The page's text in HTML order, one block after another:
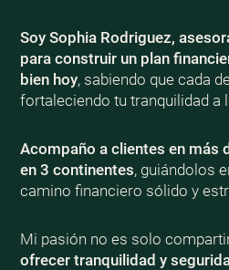
Soy Sophia Rodriguez,
para construir un plan
bien hoy, sabiendo que cada
fortaleciendo tu tranquilidad a
Acompaño a clientes en más
en 3 continentes, guiándolos
camino financiero sólido y
Mi pasión no es solo
ofrecer tranquilidad y